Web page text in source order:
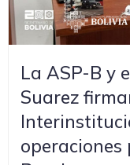
La ASP-B y
Suarez